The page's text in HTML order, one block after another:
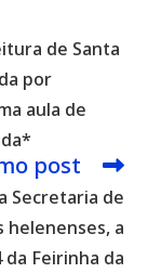
de Santa
por
aula de
post
Secretaria de
helenenses, a
Feirinha da